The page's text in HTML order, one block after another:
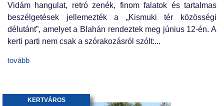
Vidám hangulat, retró zenék, finom falatok és tartalmas
beszélgetések jellemezték a „Kismuki tér közösségi
délutánt”, amelyet a Blahán rendeztek meg június 12-én. A
kerti parti nem csak a szórakozásról szólt:...
tovább
KERTVÁROS